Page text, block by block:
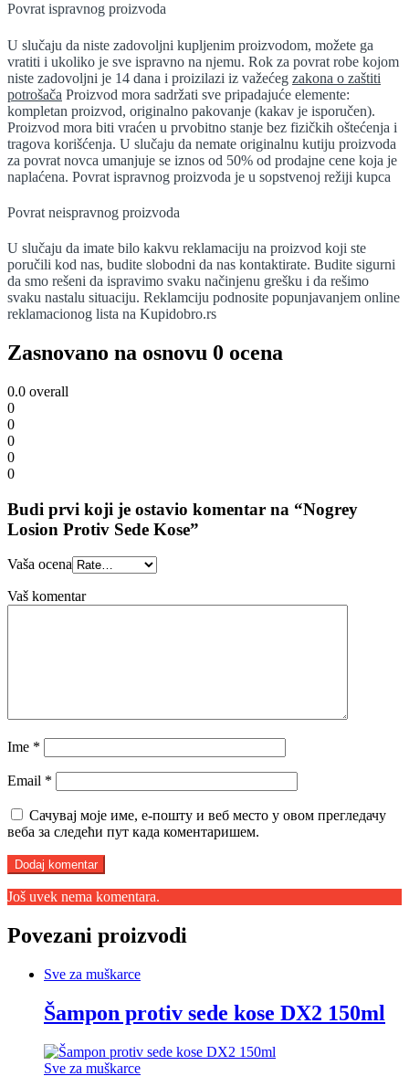
Povrat ispravnog proizvoda
U slučaju da niste zadovoljni kupljenim proizvodom, možete ga
vratiti i ukoliko je sve ispravno na njemu. Rok za povrat robe kojom
niste zadovoljni je 14 dana i proizilazi iz važećeg zakona o zaštiti
potrošača Proizvod mora sadržati sve pripadajuće elemente:
kompletan proizvod, originalno pakovanje (kakav je isporučen).
Proizvod mora biti vraćen u prvobitno stanje bez fizičkih oštećenja i
tragova korišćenja. U slučaju da nemate originalnu kutiju proizvoda
za povrat novca umanjuje se iznos od 50% od prodajne cene koja je
naplaćena. Povrat ispravnog proizvoda je u sopstvenoj režiji kupca
Povrat neispravnog proizvoda
U slučaju da imate bilo kakvu reklamaciju na proizvod koji ste
poručili kod nas, budite slobodni da nas kontaktirate. Budite sigurni
da smo rešeni da ispravimo svaku načinjenu grešku i da rešimo
svaku nastalu situaciju. Reklamciju podnosite popunjavanjem online
reklamacionog lista na Kupidobro.rs
Zasnovano na osnovu 0 ocena
0.0 overall
0
0
0
0
0
Budi prvi koji je ostavio komentar na “Nogrey
Losion Protiv Sede Kose”
Vaša ocena
Vaš komentar
Ime *
Email *
Сачувај моје име, е-пошту и веб место у овом прегледачу
веба за следећи пут када коментаришем.
Još uvek nema komentara.
Povezani proizvodi
Sve za muškarce
Šampon protiv sede kose DX2 150ml
Sve za muškarce